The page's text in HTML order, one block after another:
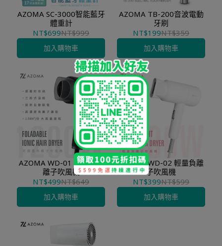
AZOMA SC-3000智能藍牙
體重計
NT$699NT$999
加入購物車
AZOMA TB-200音波電動
牙刷
NT$199NT$359
加入購物車
AZOMA WD-01 可摺疊負
離子吹風機
NT$499NT$649
加入購物車
AZOMA WD-02 輕量負離
子吹風機
NT$399NT$599
加入購物車